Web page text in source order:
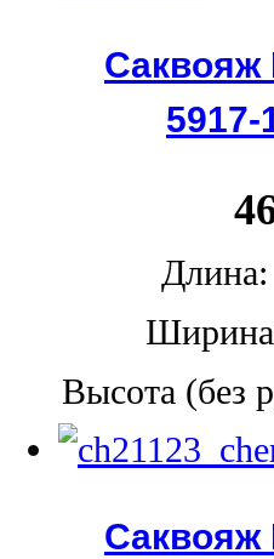
Саквояж
Длина:
Высота (без
Саквояж